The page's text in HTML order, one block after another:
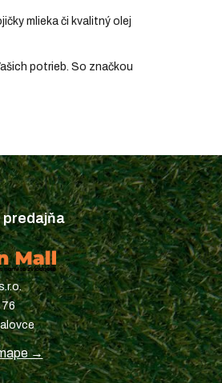
mlieka či kvalitný olej
potrieb. So značkou
predajňa
→